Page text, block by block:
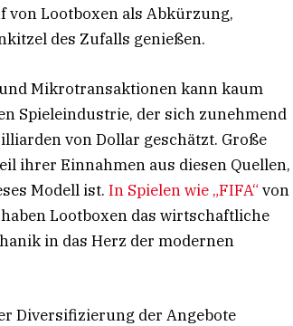
von Lootboxen als Abkürzung,
des Zufalls genießen.
Mikrotransaktionen kann kaum
Spieleindustrie, der sich zunehmend
von Dollar geschätzt. Große
ihrer Einnahmen aus diesen Quellen,
Modell ist. In Spielen wie „FIFA“von
Lootboxen das wirtschaftliche
in das Herz der modernen
Diversifizierung der Angebote